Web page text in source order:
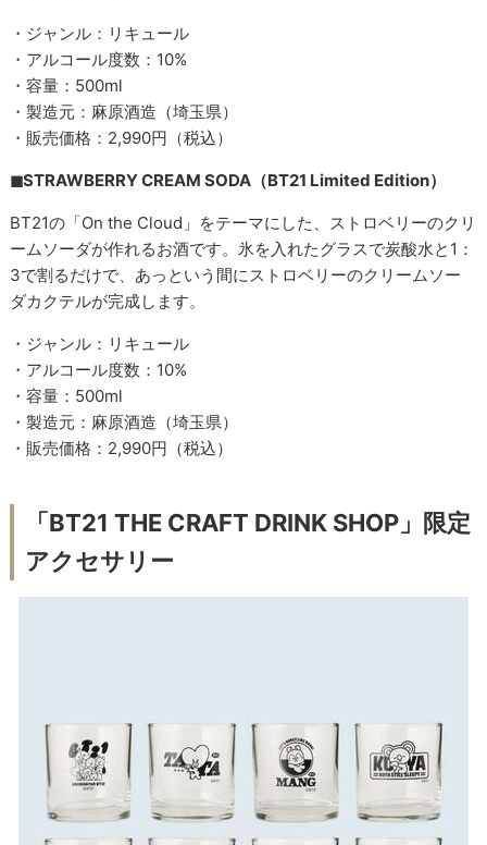
・ジャンル：リキュール
・アルコール度数：10%
・容量：500ml
・製造元：麻原酒造（埼玉県）
・販売価格：2,990円（税込）
◼︎STRAWBERRY CREAM SODA（BT21 Limited Edition）
BT21の「On the Cloud」をテーマにした、ストロベリーのクリ
ームソーダが作れるお酒です。氷を入れたグラスで炭酸水と1：
3で割るだけで、あっという間にストロベリーのクリームソー
ダカクテルが完成します。
・ジャンル：リキュール
・アルコール度数：10%
・容量：500ml
・製造元：麻原酒造（埼玉県）
・販売価格：2,990円（税込）
「BT21 THE CRAFT DRINK SHOP」限定
アクセサリー